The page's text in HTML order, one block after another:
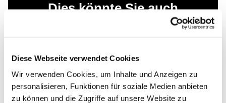
Diese Webseite verwendet Cookies
Wir verwenden Cookies, um Inhalte und Anzeigen zu
personalisieren, Funktionen für soziale Medien anbieten
zu können und die Zugriffe auf unsere Website zu
Dies könnte Sie auch